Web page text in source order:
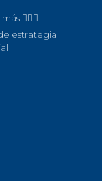
🙋🏻‍♀️
estrategia